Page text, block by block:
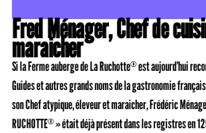
Fred Ménager, Chef de
maraicher
Si la Ferme auberge de La Ruchotte®est aujourd’hui
Guides et autres grands noms de la gastronomie
son Chef atypique, éleveur et maraicher, Frédéric
RUCHOTTE®» était déjà présent dans les registres en